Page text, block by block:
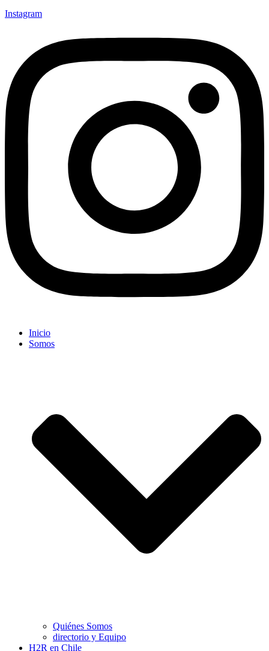
Instagram
Inicio
Somos
Quiénes Somos
directorio y Equipo
H2R en Chile